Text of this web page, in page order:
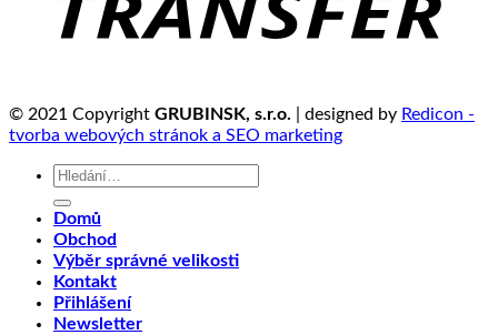
© 2021 Copyright GRUBINSK, s.r.o. | designed by Redicon -
tvorba webových stránok a SEO marketing
Hledat:
Domů
Obchod
Výběr správné velikosti
Kontakt
Přihlášení
Newsletter